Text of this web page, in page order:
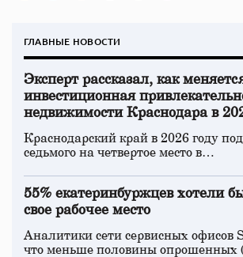
ГЛАВНЫЕ НОВОСТИ
Эксперт рассказал, как
инвестиционная
недвижимости Краснодара в
Краснодарский край в 2026 году
седьмого на четвертое место в…
55% екатеринбуржцев хотели
свое рабочее место
Аналитики сети сервисных офисов
что меньше половины опрошенных